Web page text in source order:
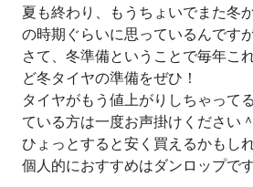
夏も終わり、もうちょいでまた冬
の時期ぐらいに思っているんです
さて、冬準備ということで毎年こ
ど冬タイヤの準備をぜひ！
タイヤがもう値上がりしちゃって
ている方は一度お声掛けください
ひょっとすると安く買えるかもし
個人的におすすめはダンロップです